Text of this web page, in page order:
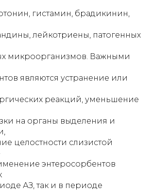
гистамин, брадикинин,
лейкотриены, патогенных
микроорганизмов. Важными
являются устранение или
реакций, уменьшение
на органы выделения и
целостности слизистой
энтеросорбентов
АЗ, так и в периоде